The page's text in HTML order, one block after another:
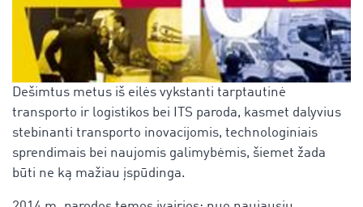
Dešimtus metus iš eilės vykstanti tarptautinė
transporto ir logistikos bei ITS paroda, kasmet dalyvius
stebinanti transporto inovacijomis, technologiniais
sprendimais bei naujomis galimybėmis, šiemet žada
būti ne ką mažiau įspūdinga.